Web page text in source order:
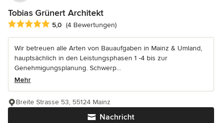
Tobias Grünert Architekt
Durchschnittliche Bewertung: 5 von 5 Sternen
5,0 (4 Bewertungen)
Wir betreuen alle Arten von Bauaufgaben in Mainz & Umland,
hauptsächlich in den Leistungsphasen 1 -4 bis zur
Genehmigungsplanung. Schwerp...
Mehr
Nachricht
Breite Strasse 53, 55124 Mainz